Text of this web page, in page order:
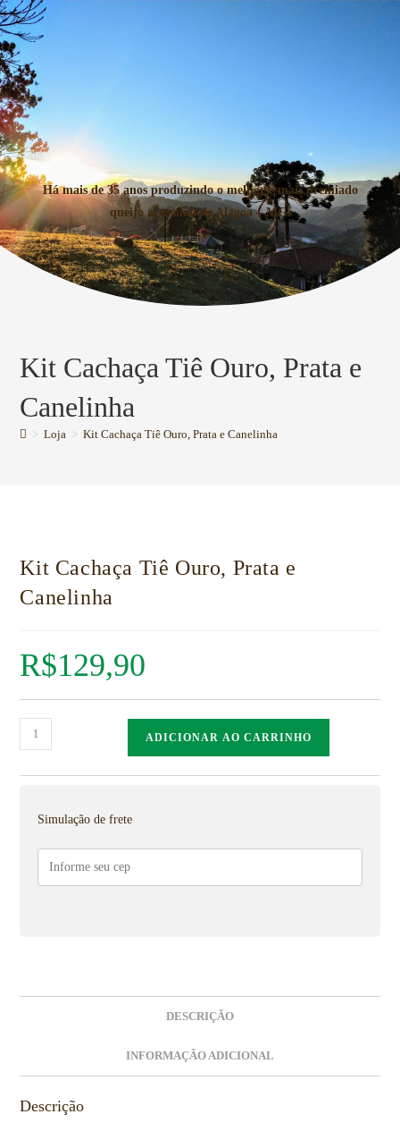
Há mais de 35 anos produzindo o melhor e mais premiado
queijo artesanal de Alagoa – MG.
Kit Cachaça Tiê Ouro, Prata e
Canelinha
> Loja > Kit Cachaça Tiê Ouro, Prata e Canelinha
Kit Cachaça Tiê Ouro, Prata e
Canelinha
R$129,90
ADICIONAR AO CARRINHO
Simulação de frete
DESCRIÇÃO
INFORMAÇÃO ADICIONAL
Descrição